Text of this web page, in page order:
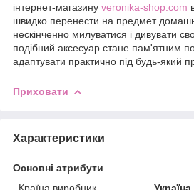
інтернет-магазину veronika-shop.com
швидко перенести на предмет
нескінченно милуватися і дивувати
подібний аксесуар стане пам'ятним
адаптувати практично під будь-який
Приховати
Характеристики
Основні атрибути
Країна виробник
Україна